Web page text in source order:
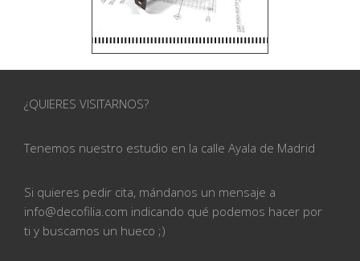
¿QUIERES VISITARNOS?
Tenemos nuestro estudio en la calle Ayala de Madrid
Si quieres pedir cita, mándanos un mensaje a
info@decofilia.com indicando qué podemos hacer por
ti y buscamos un hueco ;)